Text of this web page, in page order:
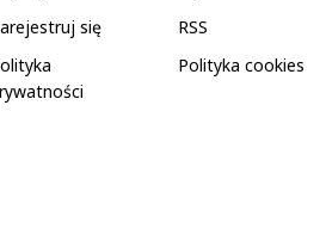
się
RSS
Polityka cookies